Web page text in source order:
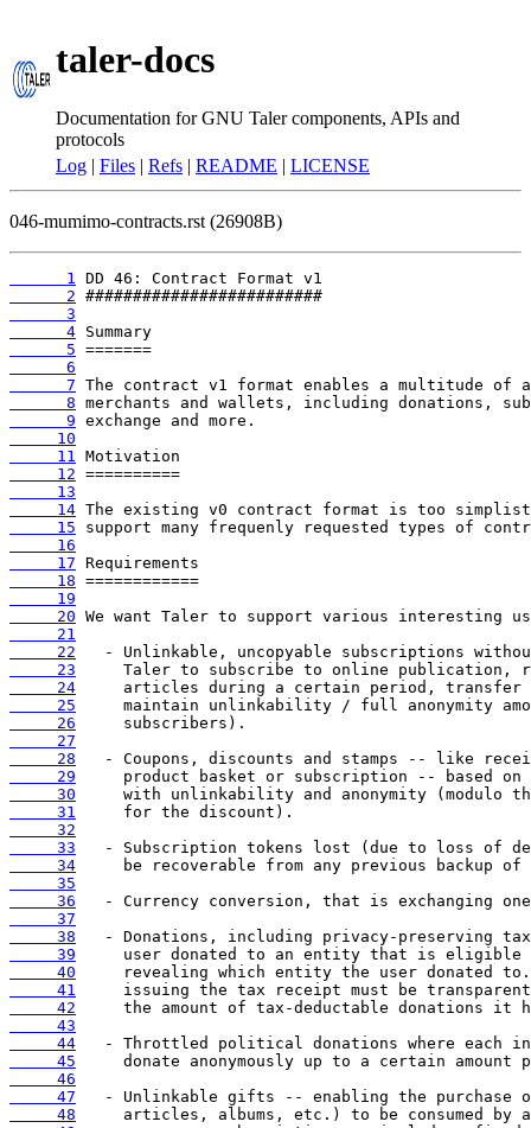
taler-docs
Documentation for GNU Taler components, APIs and
protocols
Log | Files | Refs | README | LICENSE
046-mumimo-contracts.rst (26908B)
      1
      2
      3
      4
      5
      6
      7
      8
      9
     10
     11
     12
     13
     14
     15
     16
     17
     18
     19
     20
     21
     22
     23
     24
     25
     26
     27
     28
     29
     30
     31
     32
     33
     34
     35
     36
     37
     38
     39
     40
     41
     42
     43
     44
     45
     46
     47
     48